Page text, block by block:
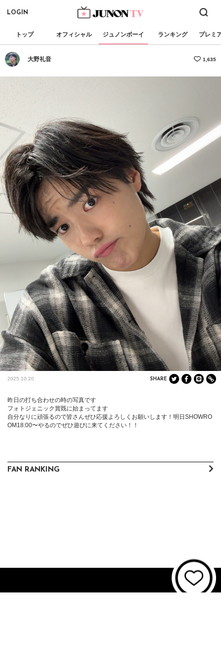
LOGIN
トップ オフィシャル ジュノンボーイ ランキング プレミ
大野礼音 1,635
2025.10.20 SHARE
昨日の打ち合わせの時の写真です
フォトジェニック賞既に始まってます
自分なりに頑張るので皆さんぜひ応援よろしくお願いします！明日SHOWRO
OM18:00〜やるのでぜひ遊びに来てください！！
FAN RANKING
About JUNON TV お問い合わせ FAQ 利用規約
個人情報保護方針